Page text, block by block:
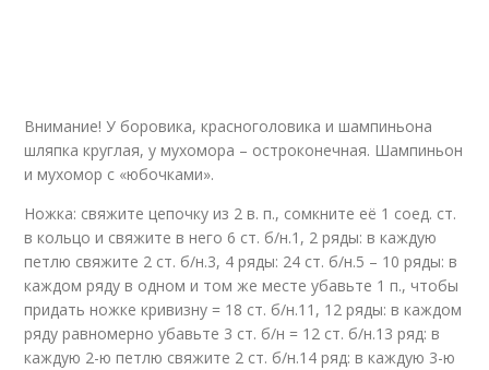
Внимание! У боровика, красноголовика и шампиньона
шляпка круглая, у мухомора – остроконечная. Шампиньон
и мухомор с «юбочками».
Ножка: свяжите цепочку из 2 в. п., сомкните её 1 соед. ст.
в кольцо и свяжите в него 6 ст. б/н.1, 2 ряды: в каждую
петлю свяжите 2 ст. б/н.3, 4 ряды: 24 ст. б/н.5 – 10 ряды: в
каждом ряду в одном и том же месте убавьте 1 п., чтобы
придать ножке кривизну = 18 ст. б/н.11, 12 ряды: в каждом
ряду равномерно убавьте 3 ст. б/н = 12 ст. б/н.13 ряд: в
каждую 2-ю петлю свяжите 2 ст. б/н.14 ряд: в каждую 3-ю